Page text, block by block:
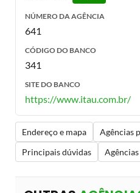
NÚMERO DA AGÊNCIA
641
CÓDIGO DO BANCO
341
SITE DO BANCO
https://www.itau.com.br/
Endereço e mapa
Agências
Principais dúvidas
Agências